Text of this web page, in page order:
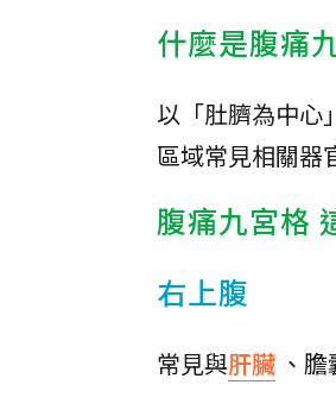
什麼是腹痛
以「肚臍為中心
區域常見相關器
腹痛九宮格
右上腹
常見與肝臟 、